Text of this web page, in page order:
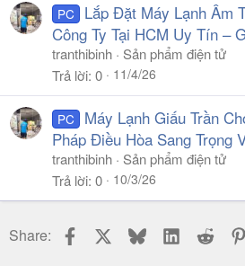
PC
Lắp Đặt Máy Lạnh Âm
Công Ty Tại HCM Uy Tín –
tranthibinh
Sản phẩm điện tử
Trả lời 0 11/4/26
PC
Máy Lạnh Giấu Trần
Pháp Điều Hòa Sang Trọng
tranthibinh
Sản phẩm điện tử
Trả lời 0 10/3/26
Share: Facebook BlueskyLinkedIn
Reddit